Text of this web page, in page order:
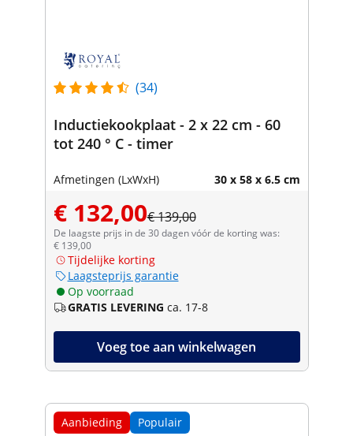
(34)
Inductiekookplaat - 2 x 22 cm - 60
tot 240 ° C - timer
Afmetingen (LxWxH) 30 x 58 x 6.5 cm
€ 132,00€ 139,00
De laagste prijs in de 30 dagen vóór de korting was:
€ 139,00
Tijdelijke korting
Laagsteprijs garantie
Op voorraad
GRATIS LEVERING ca. 17-8
Voeg toe aan winkelwagen
Aanbieding Populair